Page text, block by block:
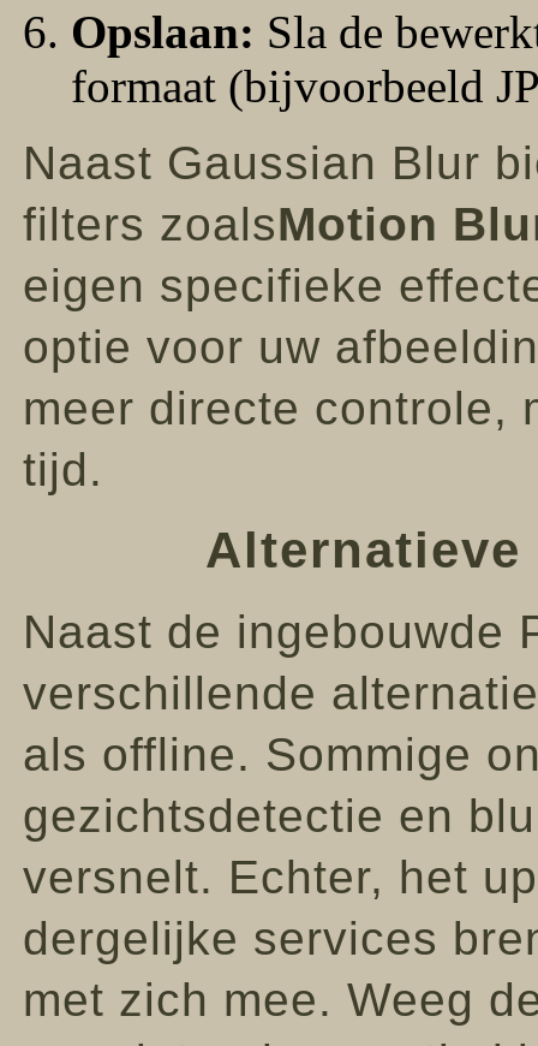
Opslaan: Sla de
formaat (bijvoorbeeld
Naast Gaussian Blur
filters zoalsMotion
eigen specifieke
optie voor uw
meer directe controle,
tijd.
Alternatieve
Naast de ingebouwde
verschillende
als offline. Sommige
gezichtsdetectie en
versnelt. Echter, het
dergelijke services
met zich mee. Weeg